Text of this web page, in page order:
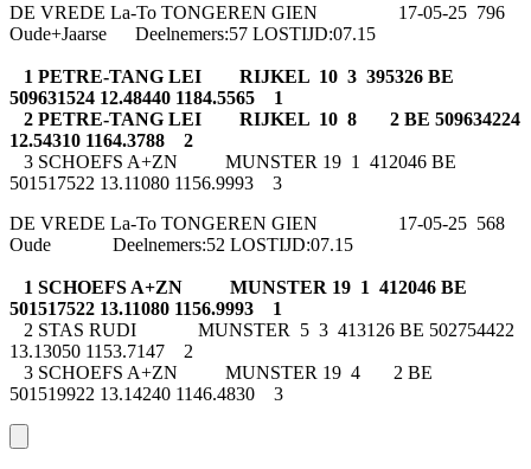
DE VREDE La-To TONGEREN GIEN 17-05-25 796
Oude+Jaarse Deelnemers:57 LOSTIJD:07.15
1 PETRE-TANG LEI RIJKEL 10 3 395326 BE
509631524 12.48440 1184.5565 1
2 PETRE-TANG LEI RIJKEL 10 8 2 BE 509634224
12.54310 1164.3788 2
3 SCHOEFS A+ZN MUNSTER 19 1 412046 BE
501517522 13.11080 1156.9993 3
DE VREDE La-To TONGEREN GIEN 17-05-25 568
Oude Deelnemers:52 LOSTIJD:07.15
1 SCHOEFS A+ZN MUNSTER 19 1 412046 BE
501517522 13.11080 1156.9993 1
2 STAS RUDI MUNSTER 5 3 413126 BE 502754422
13.13050 1153.7147 2
3 SCHOEFS A+ZN MUNSTER 19 4 2 BE
501519922 13.14240 1146.4830 3